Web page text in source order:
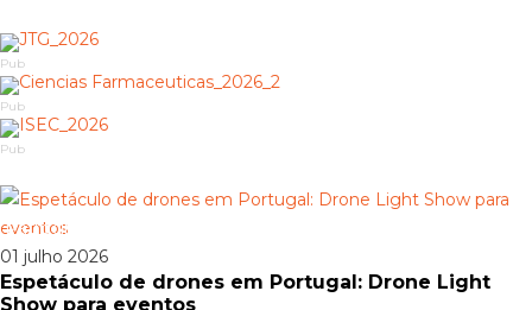
Pub
Pub
Pub
Patrocinado
01 julho 2026
Espetáculo de drones em Portugal: Drone Light
Show para eventos